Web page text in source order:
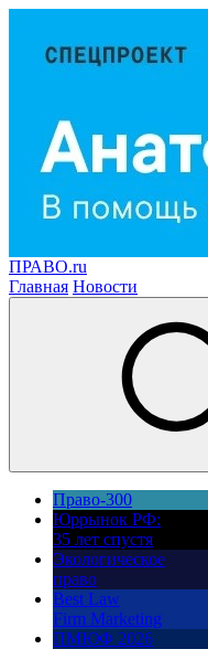
ПРАВО.ru
Главная Новости
Право-300
Юррынок РФ:
35 лет спустя
Экологическое
право
Best Law
Firm Marketing
ПМЮФ 2026